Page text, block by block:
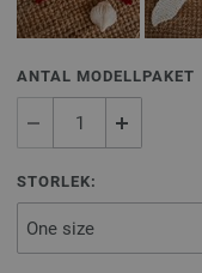
ANTAL MODELLPAKET
STORLEK: